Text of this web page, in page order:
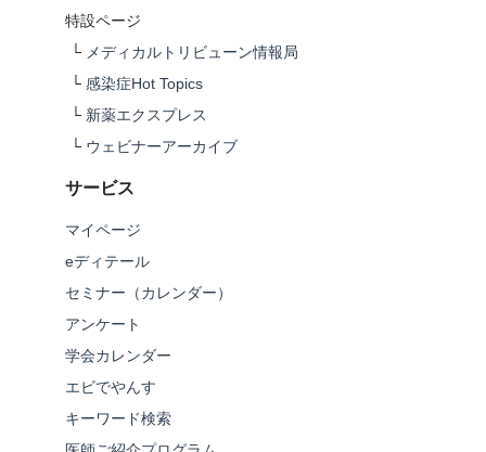
特設ページ
└ メディカルトリビューン情報局
└ 感染症Hot Topics
└ 新薬エクスプレス
└ ウェビナーアーカイブ
サービス
マイページ
eディテール
セミナー（カレンダー）
アンケート
学会カレンダー
エビでやんす
キーワード検索